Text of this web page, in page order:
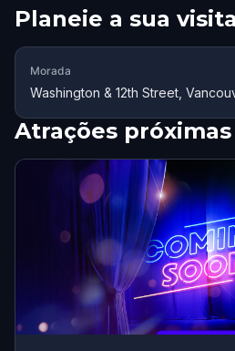
Planeie a sua visita
Morada
Washington & 12th Street,
Atrações próximas